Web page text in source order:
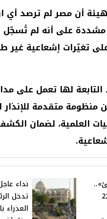
أن مصر لم ترصد أي
مشددة على أنه لم
على تغيّرات إشعاعية
لها تعمل على
متقدمة للإنذار
العلمية، لضمان
الأحد 22
نداء
تدخل
العذراء